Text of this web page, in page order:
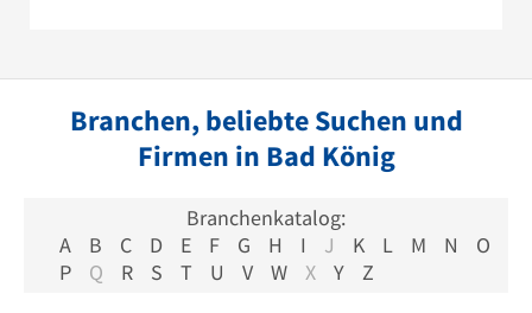
Branchen, beliebte Suchen und
Firmen in Bad König
Branchenkatalog:
A
B C D E F G H I J K L M N
O
P
Q R S T U V W X Y Z